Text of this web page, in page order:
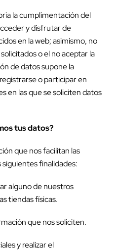
la cumplimentación del
y disfrutar de
en la web; asimismo, no
o el no aceptar la
de datos supone la
o participar en
en las que se soliciten datos
tus datos?
que nos facilitan las
siguientes finalidades:
alguno de nuestros
tiendas físicas.
que nos soliciten.
y realizar el